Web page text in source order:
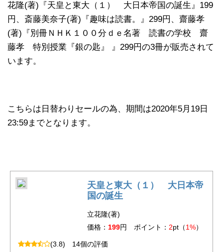
花隆(著)『天皇と東大（１） 大日本帝国の誕生』199
円、斎藤美奈子(著)『趣味は読書。』299円、齋藤孝
(著)『別冊ＮＨＫ１００分ｄｅ名著 読書の学校 齋
藤孝 特別授業『銀の匙』 』299円の3冊が販売されて
います。
こちらは日替わりセールの為、期間は2020年5月19日
23:59までとなります。
天皇と東大（１） 大日本帝
国の誕生
立花隆(著)
価格： 199円 ポイント： 2pt（1%）
(3.8) 14個の評価